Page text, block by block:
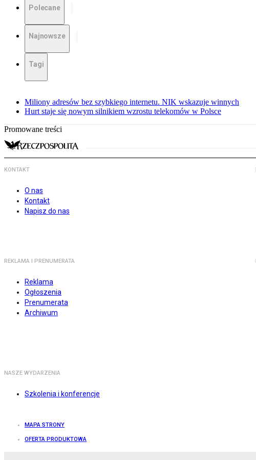
Polecane
Najnowsze
Tagi
Miliony adresów bez szybkiego internetu. NIK wskazuje winnych
Hurt staje się nowym silnikiem wzrostu telekomów w Polsce
Promowane treści
KONTAKT
O nas
Kontakt
Napisz do nas
REKLAMA I PRENUMERATA
Reklama
Ogłoszenia
Prenumerata
Archiwum
NASZE WYDARZENIA
Szkolenia i konferencje
MAPA STRONY
OFERTA PRODUKTOWA